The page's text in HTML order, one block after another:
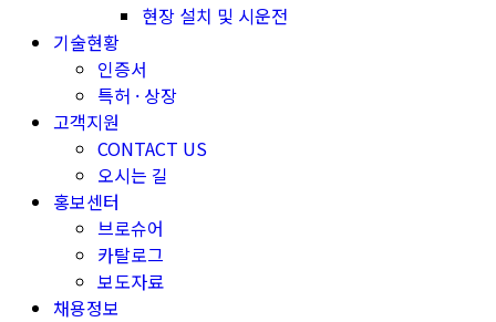
현장 설치 및 시운전
기술현황
인증서
특허 · 상장
고객지원
CONTACT US
오시는 길
홍보센터
브로슈어
카탈로그
보도자료
채용정보